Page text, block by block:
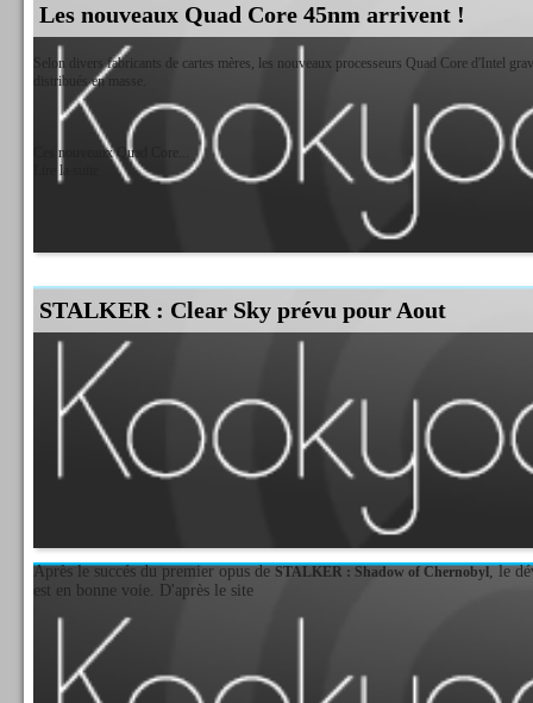
Les nouveaux Quad Core 45nm arrivent !
Selon divers fabricants de cartes mères, les nouveaux processeurs Quad Core d'Intel
distribués en masse.
Ces nouveaux Quad Core...
Lire la suite
STALKER : Clear Sky prévu pour Aout
Après le succés du premier opus deSTALKER : Shadow of Chernobyl , le
est en bonne voie. D'après le site